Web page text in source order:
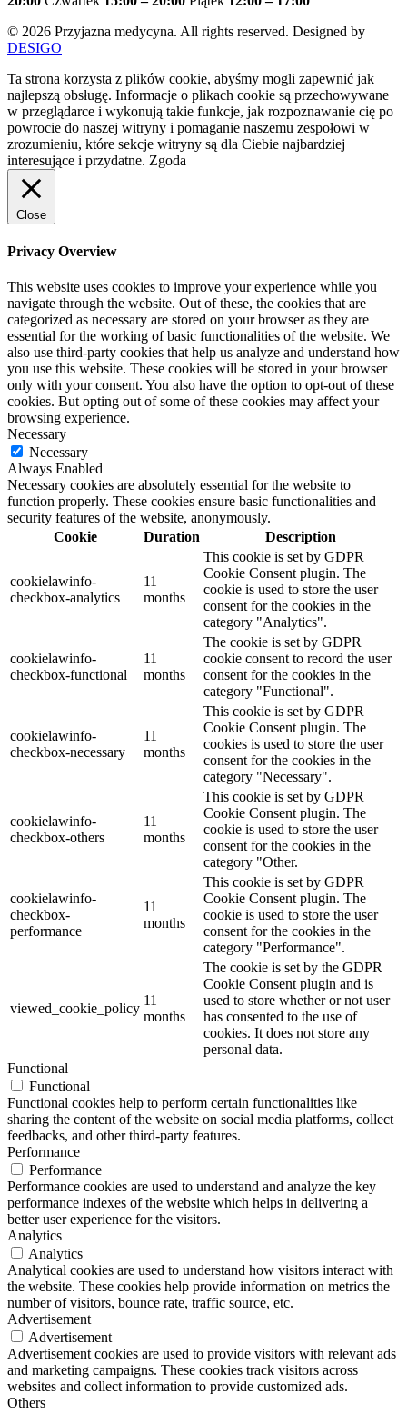
© 2026 Przyjazna medycyna. All rights reserved. Designed by
DESIGO
Ta strona korzysta z plików cookie, abyśmy mogli zapewnić jak
najlepszą obsługę. Informacje o plikach cookie są przechowywane
w przeglądarce i wykonują takie funkcje, jak rozpoznawanie cię po
powrocie do naszej witryny i pomaganie naszemu zespołowi w
zrozumieniu, które sekcje witryny są dla Ciebie najbardziej
interesujące i przydatne. Zgoda
Close
Privacy Overview
This website uses cookies to improve your experience while you
navigate through the website. Out of these, the cookies that are
categorized as necessary are stored on your browser as they are
essential for the working of basic functionalities of the website. We
also use third-party cookies that help us analyze and understand how
you use this website. These cookies will be stored in your browser
only with your consent. You also have the option to opt-out of these
cookies. But opting out of some of these cookies may affect your
browsing experience.
Necessary
Necessary
Always Enabled
Necessary cookies are absolutely essential for the website to
function properly. These cookies ensure basic functionalities and
security features of the website, anonymously.
Cookie
Duration Description
cookielawinfo-
checkbox-analytics
11
months
This cookie is set by GDPR
Cookie Consent plugin. The
cookie is used to store the user
consent for the cookies in the
category "Analytics".
cookielawinfo-
checkbox-functional
11
months
The cookie is set by GDPR
cookie consent to record the user
consent for the cookies in the
category "Functional".
cookielawinfo-
checkbox-necessary
11
months
This cookie is set by GDPR
Cookie Consent plugin. The
cookies is used to store the user
consent for the cookies in the
category "Necessary".
cookielawinfo-
checkbox-others
11
months
This cookie is set by GDPR
Cookie Consent plugin. The
cookie is used to store the user
consent for the cookies in the
category "Other.
cookielawinfo-
checkbox-
performance
11
months
This cookie is set by GDPR
Cookie Consent plugin. The
cookie is used to store the user
consent for the cookies in the
category "Performance".
viewed_cookie_policy
11
months
The cookie is set by the GDPR
Cookie Consent plugin and is
used to store whether or not user
has consented to the use of
cookies. It does not store any
personal data.
Functional
Functional
Functional cookies help to perform certain functionalities like
sharing the content of the website on social media platforms, collect
feedbacks, and other third-party features.
Performance
Performance
Performance cookies are used to understand and analyze the key
performance indexes of the website which helps in delivering a
better user experience for the visitors.
Analytics
Analytics
Analytical cookies are used to understand how visitors interact with
the website. These cookies help provide information on metrics the
number of visitors, bounce rate, traffic source, etc.
Advertisement
Advertisement
Advertisement cookies are used to provide visitors with relevant ads
and marketing campaigns. These cookies track visitors across
websites and collect information to provide customized ads.
Others